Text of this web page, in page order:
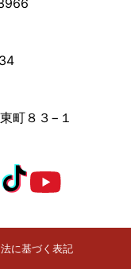
町８３−１
に基づく表記